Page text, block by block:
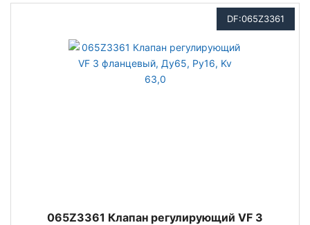
DF:065Z3361
065Z3361 Клапан регулирующий VF 3